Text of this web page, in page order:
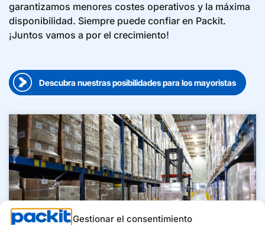
Gestionar el consentimiento
garantizamos menores costes operativos y la máxima
disponibilidad. Siempre puede confiar en Packit.
¡Juntos vamos a por el crecimiento!
Descubra nuestras posibilidades para los mayoristas